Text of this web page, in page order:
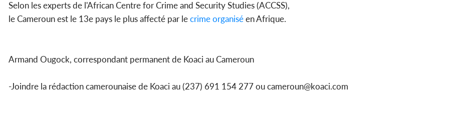
Selon les experts de l'African Centre for Crime and Security Studies (ACCSS),
le Cameroun est le 13e pays le plus affecté par lecrime organiséen Afrique.
Armand Ougock, correspondant permanent de Koaci au Cameroun
-Joindre la rédaction camerounaise de Koaci au (237) 691 154 277 ou cameroun@koaci.com